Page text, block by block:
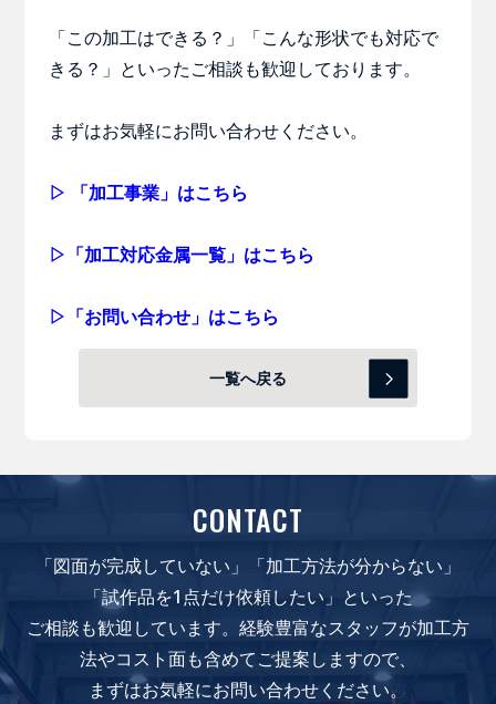
「この加工はできる？」「こんな形状でも対応で
きる？」といったご相談も歓迎しております。
まずはお気軽にお問い合わせください。
▷ 「加工事業」はこちら
▷「加工対応金属一覧」はこちら
▷「お問い合わせ」はこちら
一覧へ戻る
CONTACT
「図面が完成していない」「加工方法が分からない」
「試作品を1点だけ依頼したい」といった
ご相談も歓迎しています。経験豊富なスタッフが加工方
法やコスト面も含めてご提案しますので、
まずはお気軽にお問い合わせください。